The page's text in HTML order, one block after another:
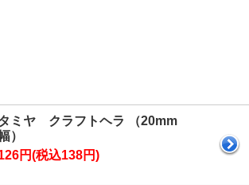
ミヤ クラフトヘラ （20mm
）
円(税込138円)